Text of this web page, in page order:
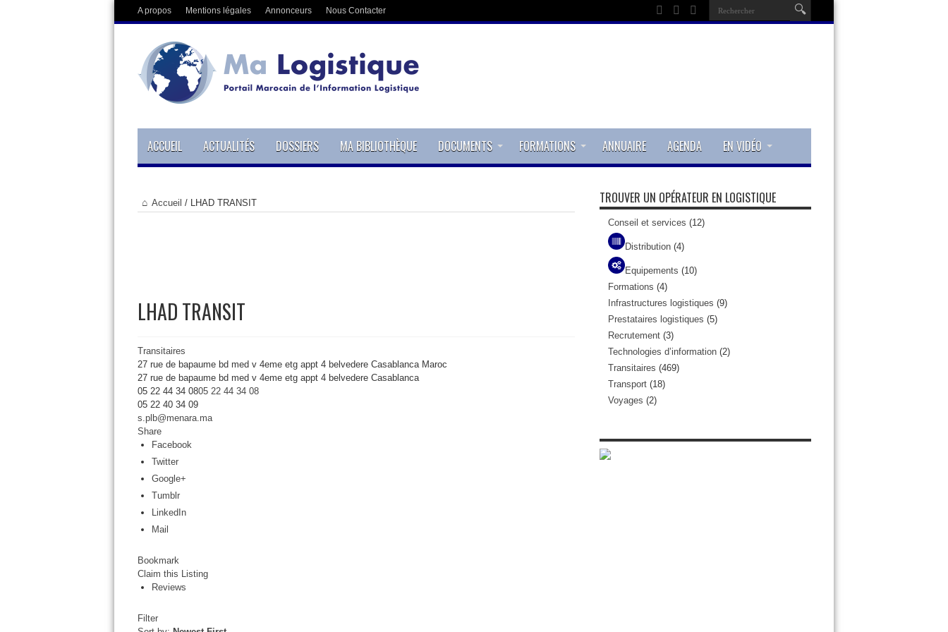
A propos Mentions légales Annonceurs Nous Contacter
ACCUEIL ACTUALITÉS DOSSIERS MA BIBLIOTHÈQUE DOCUMENTS FORMATIONS ANNUAIRE AGENDA EN VIDÉO
Accueil / LHAD TRANSIT
LHAD TRANSIT
Transitaires
27 rue de bapaume bd med v 4eme etg appt 4 belvedere Casablanca Maroc
27 rue de bapaume bd med v 4eme etg appt 4 belvedere Casablanca
05 22 44 34 0805 22 44 34 08
05 22 40 34 09
s.plb@menara.ma
Share
Facebook
Twitter
Google+
Tumblr
LinkedIn
Mail
Bookmark
Claim this Listing
Reviews
Filter
TROUVER UN OPÉRATEUR EN LOGISTIQUE
Conseil et services (12)
Distribution(4)
Equipements (10)
Formations (4)
Infrastructures logistiques (9)
Prestataires logistiques (5)
Recrutement(3)
Technologies d’information(2)
Transitaires (469)
Transport(18)
Voyages (2)